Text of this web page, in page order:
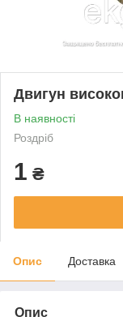
Двигун
В наявності
Роздріб
1 ₴
Опис Доставка
Опис